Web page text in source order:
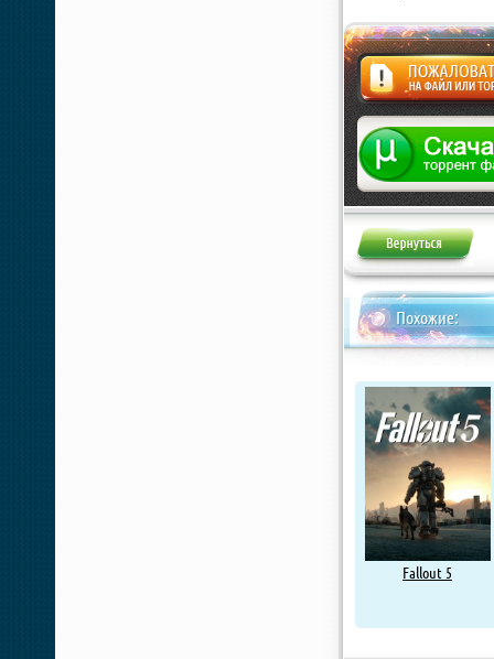
Жалоба
Похожие:
Fallout 5